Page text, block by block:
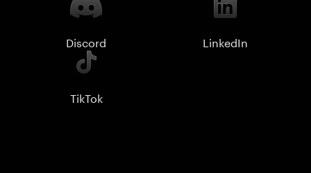
Discord LinkedIn
TikTok